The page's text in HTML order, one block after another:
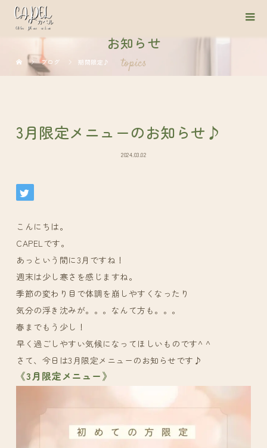
お知らせ
topics
ブログ 期間限定♪
3月限定メニューのお知らせ♪
2024.03.02
こんにちは。
CAPELです。
あっという間に3月ですね！
週末は少し寒さを感じますね。
季節の変わり目で体調を崩しやすくなったり
気分の浮き沈みが。。。なんて方も。。。
春までもう少し！
早く過ごしやすい気候になってほしいものです^ ^
さて、今日は3月限定メニューのお知らせです♪
《3月限定メニュー》